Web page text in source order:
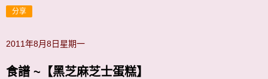
分享
2011年8月8日星期一
食譜 ~【黑芝麻芝士蛋糕】